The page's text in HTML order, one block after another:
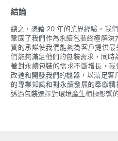
結論
總之，憑藉 20 年的業界經驗，我
鞏固了我們作為永續包裝終極解
質的承諾使我們能夠為客戶提供
們能夠滿足他們的包裝需求，同
著對永續包裝的需求不斷增長，
改進和開發我們的機器，以滿足
的專業知識和對永續發展的奉獻
透過包裝選擇對環境產生積極影響